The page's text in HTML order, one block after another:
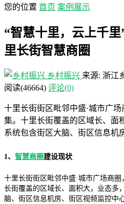
您的位置 首页 案例展示
“智慧十里，云上千
里长街智慧商圈
乡村振兴 来源: 浙江
阅读(46664) 评论(0)
十里长街街区毗邻中盛·城市广
集。十里长街覆盖的区域长、面
系统包含街区大脑、街区信息
1、 智慧商圈建设现状
十里长街街区毗邻中盛·城市广场商
长街覆盖的区域长、面积大，业态多
脑、街区信息机房、街区视频监控中